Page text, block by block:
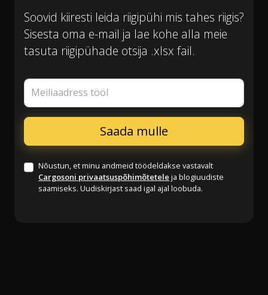
Soovid kiiresti leida riigipühi mis tahes riigis?
Sisesta oma e-mail ja lae kohe alla meie
tasuta riigipühade otsija .xlsx fail.
Meiliaadress tööl
Nõustun, et minu andmeid töödeldakse vastavalt
Cargosoni privaatsuspõhimõtetele ja blogiuudiste
saamiseks. Uudiskirjast saad igal ajal loobuda.